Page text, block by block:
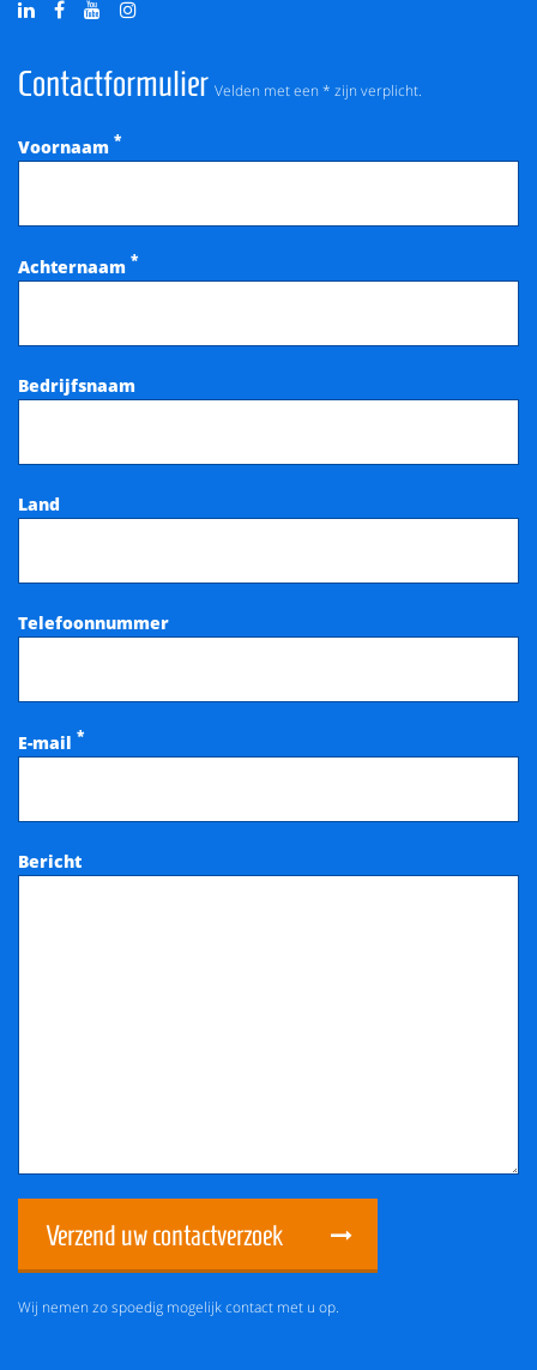
Contactformulier Velden met een * zijn verplicht.
Voornaam *
Achternaam *
Bedrijfsnaam
Land
Telefoonnummer
E-mail *
Bericht
Verzend uw contactverzoek
Wij nemen zo spoedig mogelijk contact met u op.